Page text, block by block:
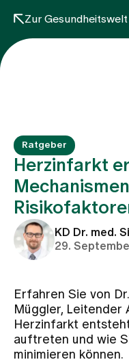
Zur
Fachbereiche
Aufenthalt
Team
Zuweisende
Ratgeber
Herzinfarkt
KD Dr. med.
29.
Erfahren Sie von
Müggler, Leitender
Herzinfarkt
auftreten und wie
minimieren können.